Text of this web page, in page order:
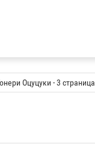
Оцуцуки - 3 страница